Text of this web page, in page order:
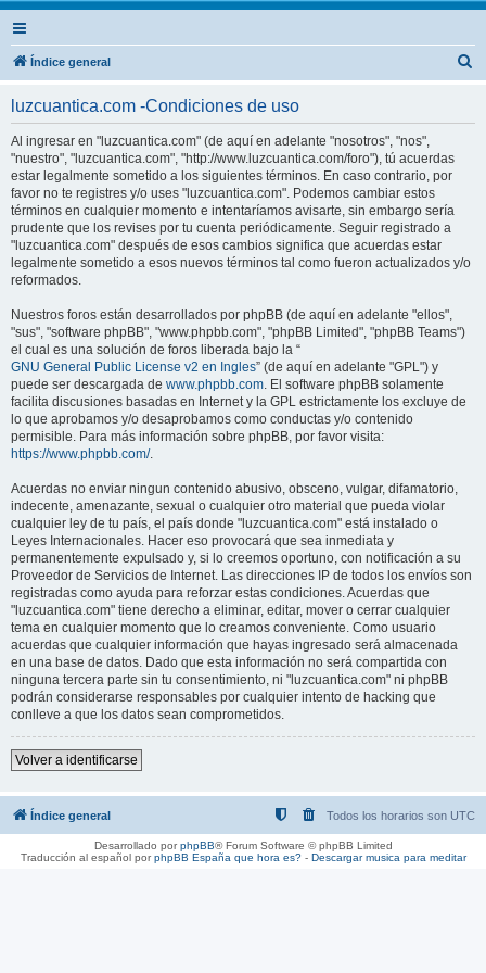
Índice general
luzcuantica.com -Condiciones de uso
Al ingresar en "luzcuantica.com" (de aquí en adelante "nosotros", "nos",
"nuestro", "luzcuantica.com", "http://www.luzcuantica.com/foro"), tú acuerdas
estar legalmente sometido a los siguientes términos. En caso contrario, por
favor no te registres y/o uses "luzcuantica.com". Podemos cambiar estos
términos en cualquier momento e intentaríamos avisarte, sin embargo sería
prudente que los revises por tu cuenta periódicamente. Seguir registrado a
"luzcuantica.com" después de esos cambios significa que acuerdas estar
legalmente sometido a esos nuevos términos tal como fueron actualizados y/o
reformados.
Nuestros foros están desarrollados por phpBB (de aquí en adelante "ellos",
"sus", "software phpBB", "www.phpbb.com", "phpBB Limited", "phpBB Teams")
el cual es una solución de foros liberada bajo la “
GNU General Public License v2 en Ingles” (de aquí en adelante "GPL") y
puede ser descargada de www.phpbb.com. El software phpBB solamente
facilita discusiones basadas en Internet y la GPL estrictamente los excluye de
lo que aprobamos y/o desaprobamos como conductas y/o contenido
permisible. Para más información sobre phpBB, por favor visita:
https://www.phpbb.com/.
Acuerdas no enviar ningun contenido abusivo, obsceno, vulgar, difamatorio,
indecente, amenazante, sexual o cualquier otro material que pueda violar
cualquier ley de tu país, el país donde "luzcuantica.com" está instalado o
Leyes Internacionales. Hacer eso provocará que sea inmediata y
permanentemente expulsado y, si lo creemos oportuno, con notificación a su
Proveedor de Servicios de Internet. Las direcciones IP de todos los envíos son
registradas como ayuda para reforzar estas condiciones. Acuerdas que
"luzcuantica.com" tiene derecho a eliminar, editar, mover o cerrar cualquier
tema en cualquier momento que lo creamos conveniente. Como usuario
acuerdas que cualquier información que hayas ingresado será almacenada
en una base de datos. Dado que esta información no será compartida con
ninguna tercera parte sin tu consentimiento, ni "luzcuantica.com" ni phpBB
podrán considerarse responsables por cualquier intento de hacking que
conlleve a que los datos sean comprometidos.
Volver a identificarse
Índice general Todos los horarios son UTC
Desarrollado porphpBB® Forum Software © phpBB Limited
Traducción al español porphpBB España que hora es?- Descargar musica para meditar